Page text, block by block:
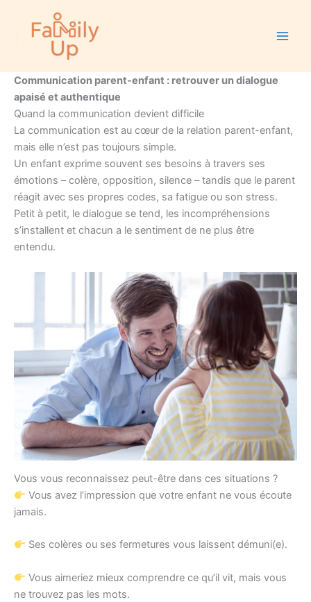
contenu
Communication parent-enfant : retrouver un dialogue
apaisé et authentique
Quand la communication devient difficile
La communication est au cœur de la relation parent-enfant,
mais elle n’est pas toujours simple.
Un enfant exprime souvent ses besoins à travers ses
émotions – colère, opposition, silence – tandis que le parent
réagit avec ses propres codes, sa fatigue ou son stress.
Petit à petit, le dialogue se tend, les incompréhensions
s’installent et chacun a le sentiment de ne plus être
entendu.
Vous vous reconnaissez peut-être dans ces situations ?
Vous avez l’impression que votre enfant ne vous écoute
jamais.
Ses colères ou ses fermetures vous laissent démuni(e).
Vous aimeriez mieux comprendre ce qu’il vit, mais vous
ne trouvez pas les mots.